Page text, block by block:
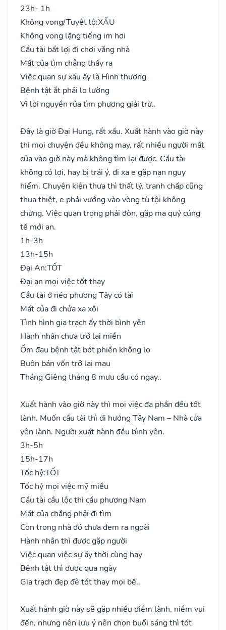
23h- 1h
Không vong/Tuyệt lộ:XẤU
Không vong lặng tiếng im hơi
Cầu tài bất lợi đi chơi vắng nhà
Mất của tìm chẳng thấy ra
Việc quan sự xấu ấy là Hình thương
Bệnh tật ắt phải lo lường
Vì lời nguyền rủa tìm phương giải trừ..
Đây là giờ Đại Hung, rất xấu. Xuất hành vào giờ này
thì mọi chuyện đều không may, rất nhiều người mất
của vào giờ này mà không tìm lại được. Cầu tài
không có lợi, hay bị trái ý, đi xa e gặp nạn nguy
hiểm. Chuyện kiện thưa thì thất lý, tranh chấp cũng
thua thiệt, e phải vướng vào vòng tù tội không
chừng. Việc quan trọng phải đòn, gặp ma quỷ cúng
tế mới an.
1h-3h
13h-15h
Đại An:TỐT
Đại an mọi việc tốt thay
Cầu tài ở nẻo phương Tây có tài
Mất của đi chửa xa xôi
Tình hình gia trạch ấy thời bình yên
Hành nhân chưa trở lại miền
Ốm đau bệnh tật bớt phiền không lo
Buôn bán vốn trở lại mau
Tháng Giêng tháng 8 mưu cầu có ngay..
Xuất hành vào giờ này thì mọi việc đa phần đều tốt
lành. Muốn cầu tài thì đi hướng Tây Nam – Nhà cửa
yên lành. Người xuất hành đều bình yên.
3h-5h
15h-17h
Tốc hỷ:TỐT
Tốc hỷ mọi việc mỹ miều
Cầu tài cầu lộc thì cầu phương Nam
Mất của chẳng phải đi tìm
Còn trong nhà đó chưa đem ra ngoài
Hành nhân thì được gặp người
Việc quan việc sự ấy thời cùng hay
Bệnh tật thì được qua ngày
Gia trạch đẹp đẽ tốt thay mọi bề..
Xuất hành giờ này sẽ gặp nhiều điềm lành, niềm vui
đến, nhưng nên lưu ý nên chọn buổi sáng thì tốt